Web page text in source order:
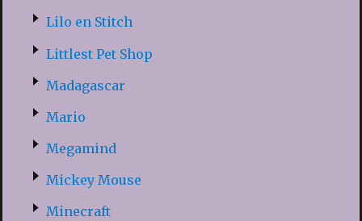
Lilo en Stitch
Littlest Pet Shop
Madagascar
Mario
Megamind
Mickey Mouse
Minecraft